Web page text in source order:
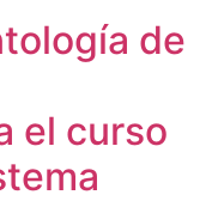
de
el curso